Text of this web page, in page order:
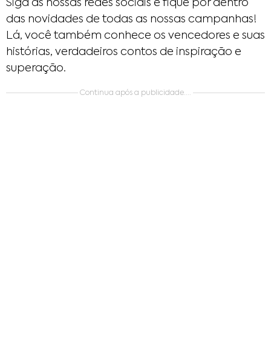
Siga as nossas redes sociais e fique por dentro
das novidades de todas as nossas campanhas!
Lá, você também conhece os vencedores e suas
histórias, verdadeiros contos de inspiração e
superação.
Continua após a publicidade....